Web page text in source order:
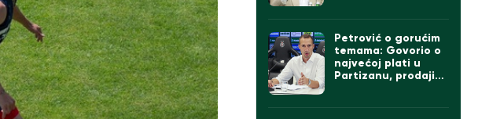
Petrović o gorućim
temama: Govorio o
najvećoj plati u
Partizanu, prodaji